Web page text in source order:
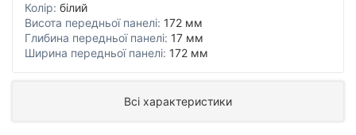
Колір: білий
Висота передньої панелі: 172 мм
Глибина передньої панелі: 17 мм
Ширина передньої панелі: 172 мм
Всі характеристики